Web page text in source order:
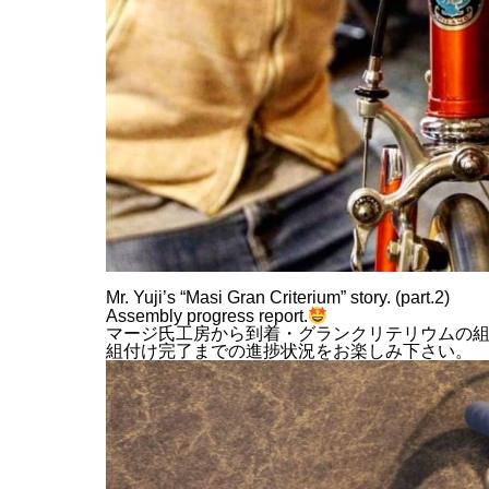
Mr. Yuji’s “Masi Gran Criterium” story. (part.2)
Assembly progress report.
マージ氏工房から到着・グランクリテリウムの
組付け完了までの進捗状況をお楽しみ下さい。